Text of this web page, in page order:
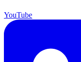
YouTube